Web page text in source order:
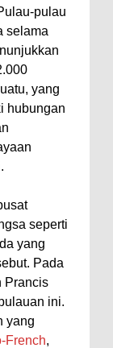
pulau
selama
yang
hubungan
seperti
yang
Pada
Prancis
ini.
yang
French,